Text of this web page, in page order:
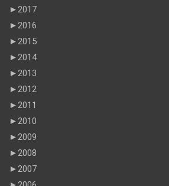
►2017
►2016
►2015
►2014
►2013
►2012
►2011
►2010
►2009
►2008
►2007